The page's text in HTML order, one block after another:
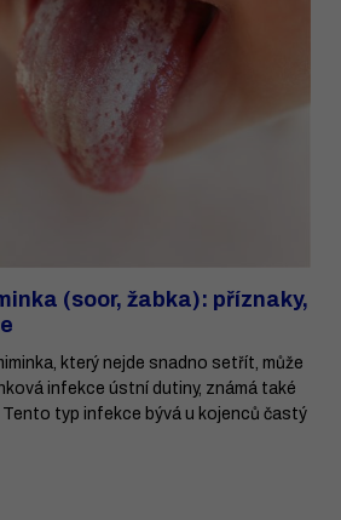
(soor, žabka): příznaky,
který nejde snadno setřít, může
infekce ústní dutiny, známá také
typ infekce bývá u kojenců častý